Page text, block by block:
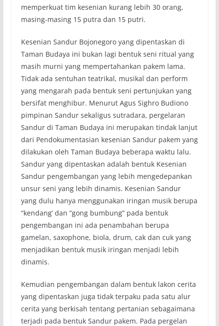
memperkuat tim kesenian kurang lebih 30 orang,
masing-masing 15 putra dan 15 putri.
Kesenian Sandur Bojonegoro yang dipentaskan di
Taman Budaya ini bukan lagi bentuk seni ritual yang
masih murni yang mempertahankan pakem lama.
Tidak ada sentuhan teatrikal, musikal dan perform
yang mengarah pada bentuk seni pertunjukan yang
bersifat menghibur. Menurut Agus Sighro Budiono
pimpinan Sandur sekaligus sutradara, pergelaran
Sandur di Taman Budaya ini merupakan tindak lanjut
dari Pendokumentasian kesenian Sandur pakem yang
dilakukan oleh Taman Budaya beberapa waktu lalu.
Sandur yang dipentaskan adalah bentuk Kesenian
Sandur pengembangan yang lebih mengedepankan
unsur seni yang lebih dinamis. Kesenian Sandur
yang dulu hanya menggunakan iringan musik berupa
“kendang’ dan “gong bumbung” pada bentuk
pengembangan ini ada penambahan berupa
gamelan, saxophone, biola, drum, cak dan cuk yang
menjadikan bentuk musik iringan menjadi lebih
dinamis.
Kemudian pengembangan dalam bentuk lakon cerita
yang dipentaskan juga tidak terpaku pada satu alur
cerita yang berkisah tentang pertanian sebagaimana
terjadi pada bentuk Sandur pakem. Pada pergelan